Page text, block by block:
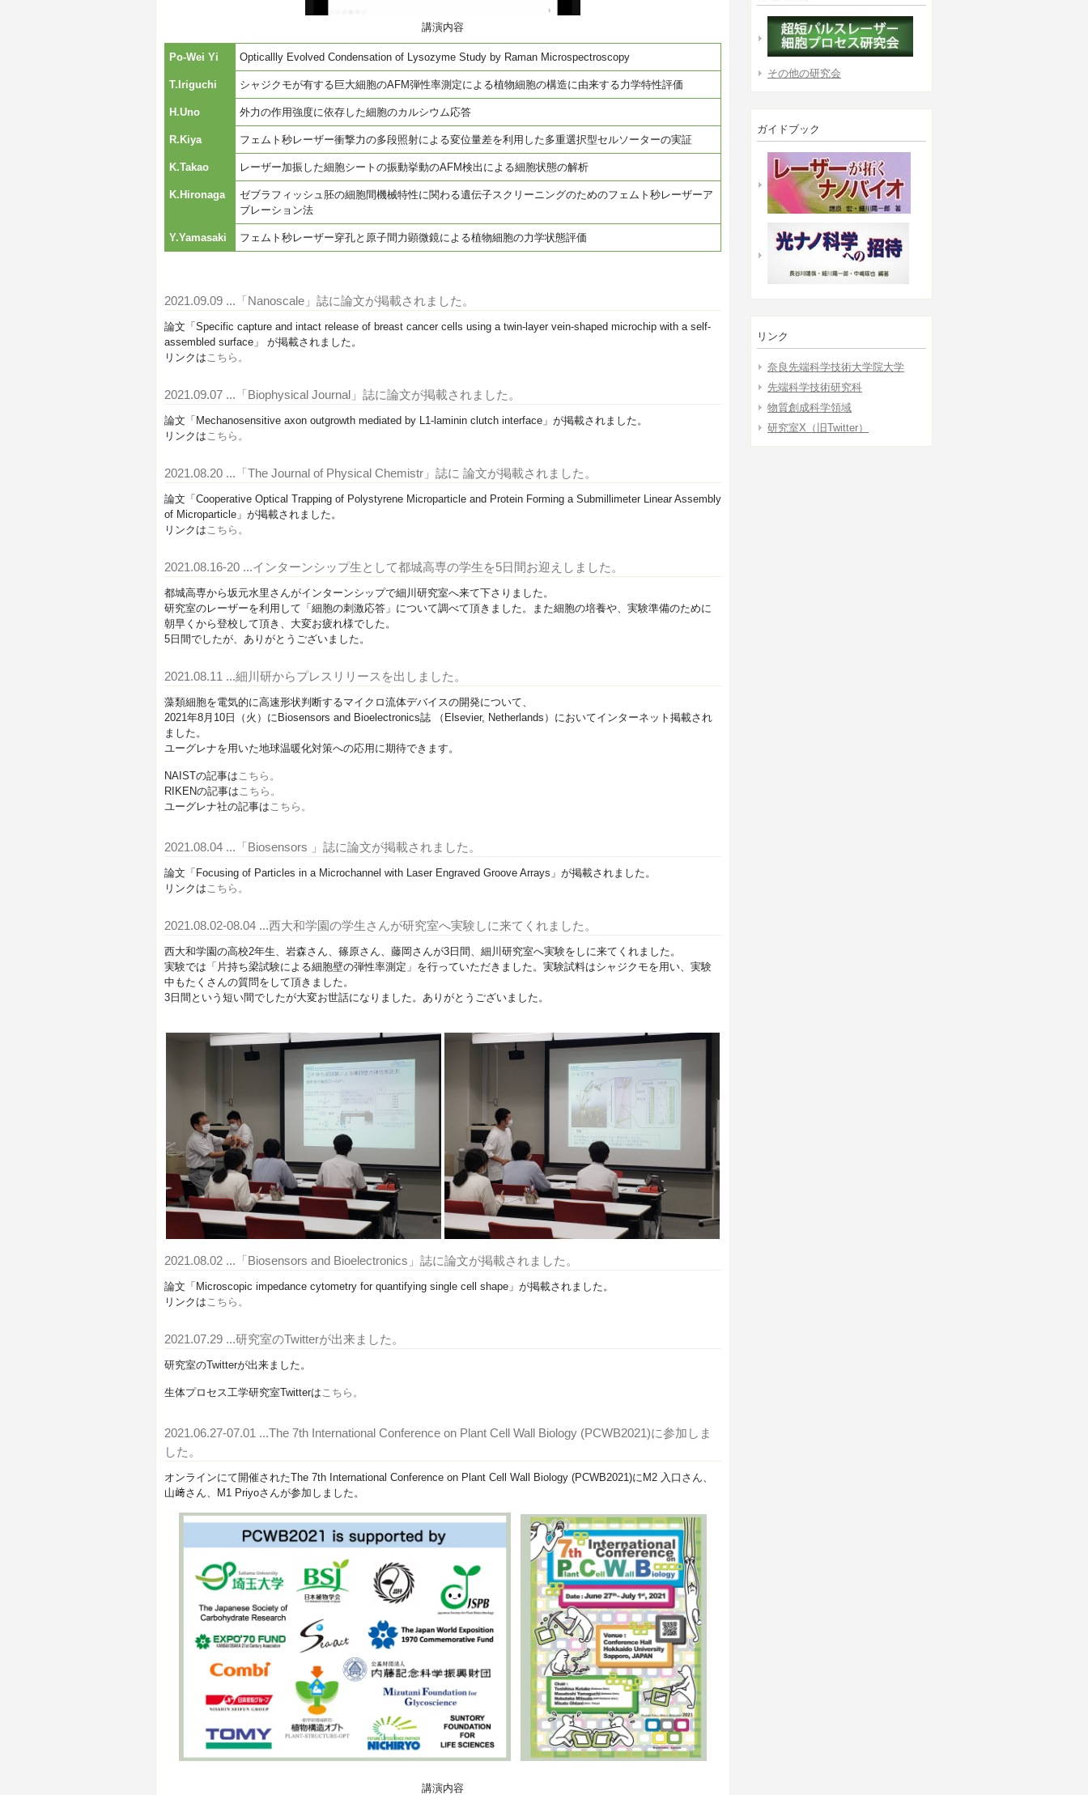
講演内容
Po-Wei Yi Opticallly Evolved Condensation of Lysozyme Study by Raman Microspectroscopy
T.Iriguchi シャジクモが有する巨大細胞のAFM弾性率測定による植物細胞の構造に由来する力学特性評価
H.Uno 外力の作用強度に依存した細胞のカルシウム応答
R.Kiya フェムト秒レーザー衝撃力の多段照射による変位量差を利用した多重選択型セルソーターの実証
K.Takao レーザー加振した細胞シートの振動挙動のAFM検出による細胞状態の解析
K.Hironaga
ゼブラフィッシュ胚の細胞間機械特性に関わる遺伝子スクリーニングのためのフェムト秒レーザーア
ブレーション法
Y.Yamasaki フェムト秒レーザー穿孔と原子間力顕微鏡による植物細胞の力学状態評価
2021.09.09 ...「Nanoscale」誌に論文が掲載されました。
論文「Specific capture and intact release of breast cancer cells using a twin-layer vein-shaped microchip with a self-
assembled surface」 が掲載されました。
リンクはこちら。
2021.09.07 ...「Biophysical Journal」誌に論文が掲載されました。
論文「Mechanosensitive axon outgrowth mediated by L1-laminin clutch interface」が掲載されました。
リンクはこちら。
2021.08.20 ...「The Journal of Physical Chemistr」誌に 論文が掲載されました。
論文「Cooperative Optical Trapping of Polystyrene Microparticle and Protein Forming a Submillimeter Linear Assembly
of Microparticle」が掲載されました。
リンクはこちら。
2021.08.16-20 ...インターンシップ生として都城高専の学生を5日間お迎えしました。
都城高専から坂元水里さんがインターンシップで細川研究室へ来て下さりました。
研究室のレーザーを利用して「細胞の刺激応答」について調べて頂きました。また細胞の培養や、実験準備のために
朝早くから登校して頂き、大変お疲れ様でした。
5日間でしたが、ありがとうございました。
2021.08.11 ...細川研からプレスリリースを出しました。
藻類細胞を電気的に高速形状判断するマイクロ流体デバイスの開発について、
2021年8月10日（火）にBiosensors and Bioelectronics誌 （Elsevier, Netherlands）においてインターネット掲載され
ました。
ユーグレナを用いた地球温暖化対策への応用に期待できます。
NAISTの記事はこちら。
RIKENの記事はこちら。
ユーグレナ社の記事はこちら。
2021.08.04 ...「Biosensors 」誌に論文が掲載されました。
論文「Focusing of Particles in a Microchannel with Laser Engraved Groove Arrays」が掲載されました。
リンクはこちら。
2021.08.02-08.04 ...西大和学園の学生さんが研究室へ実験しに来てくれました。
西大和学園の高校2年生、岩森さん、篠原さん、藤岡さんが3日間、細川研究室へ実験をしに来てくれました。
実験では「片持ち梁試験による細胞壁の弾性率測定」を行っていただきました。実験試料はシャジクモを用い、実験
中もたくさんの質問をして頂きました。
3日間という短い間でしたが大変お世話になりました。ありがとうございました。
2021.08.02 ...「Biosensors and Bioelectronics」誌に論文が掲載されました。
論文「Microscopic impedance cytometry for quantifying single cell shape」が掲載されました。
リンクはこちら。
2021.07.29 ...研究室のTwitterが出来ました。
研究室のTwitterが出来ました。
生体プロセス工学研究室Twitterはこちら。
2021.06.27-07.01 ...The 7th International Conference on Plant Cell Wall Biology (PCWB2021)に参加しま
した。
オンラインにて開催されたThe 7th International Conference on Plant Cell Wall Biology (PCWB2021)にM2 入口さん、
山﨑さん、M1 Priyoさんが参加しました。
講演内容
その他の研究会
ガイドブック
リンク
奈良先端科学技術大学院大学
先端科学技術研究科
物質創成科学領域
研究室X（旧Twitter）